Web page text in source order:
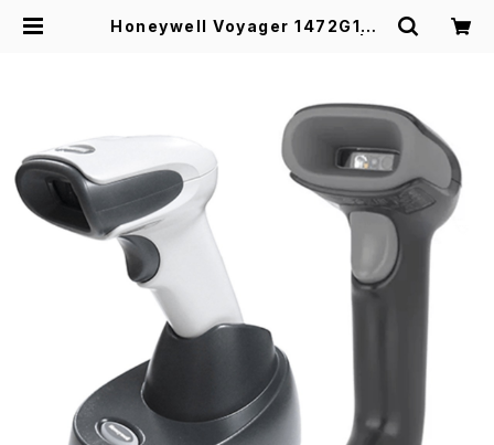
Honeywell Voyager 1472G1D-